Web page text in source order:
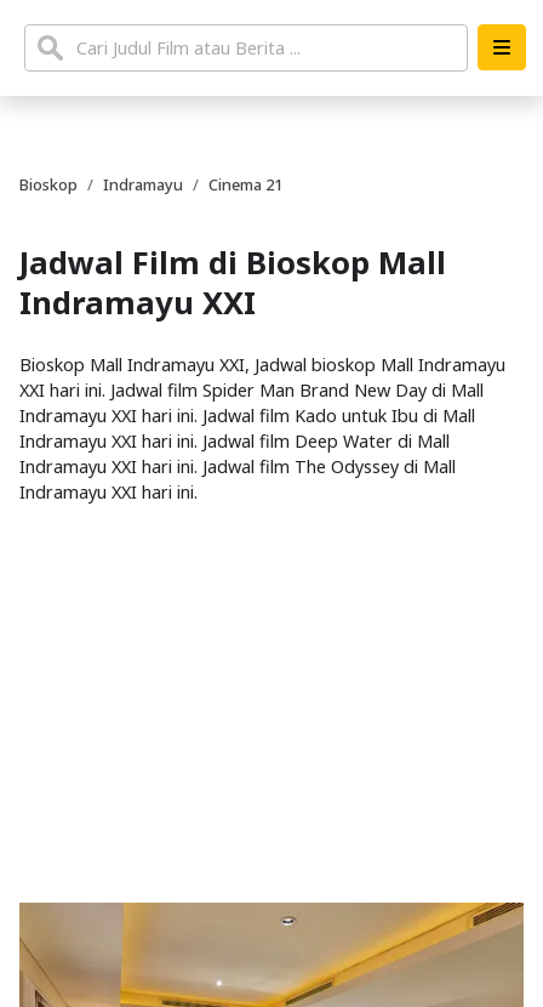
Bioskop Indramayu Cinema 21
Jadwal Film di Bioskop Mall
Indramayu XXI
Bioskop Mall Indramayu XXI, Jadwal bioskop Mall Indramayu
XXI hari ini. Jadwal film Spider Man Brand New Day di Mall
Indramayu XXI hari ini. Jadwal film Kado untuk Ibu di Mall
Indramayu XXI hari ini. Jadwal film Deep Water di Mall
Indramayu XXI hari ini. Jadwal film The Odyssey di Mall
Indramayu XXI hari ini.